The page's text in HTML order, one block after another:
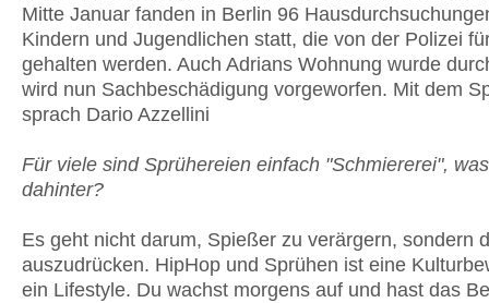
Mitte Januar fanden in Berlin 96
Kindern und Jugendlichen statt, die von der Polizei
gehalten werden. Auch Adrians Wohnung wurde
wird nun Sachbeschädigung vorgeworfen. Mit dem
sprach Dario Azzellini
Für viele sind Sprühereien einfach "Schmiererei",
dahinter?
Es geht nicht darum, Spießer zu verärgern, sondern
auszudrücken. HipHop und Sprühen ist eine
ein Lifestyle. Du wachst morgens auf und hast das